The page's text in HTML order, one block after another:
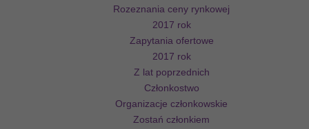
Rozeznania ceny rynkowej
2017 rok
Zapytania ofertowe
2017 rok
Z lat poprzednich
Członkostwo
Organizacje członkowskie
Zostań członkiem